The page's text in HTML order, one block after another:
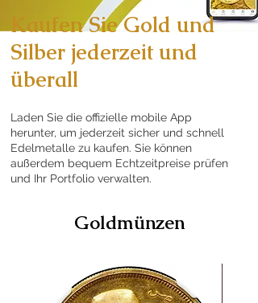
Kaufen Sie Gold und
Silber jederzeit und
überall
Laden Sie die offizielle mobile App
herunter, um jederzeit sicher und schnell
Edelmetalle zu kaufen. Sie können
außerdem bequem Echtzeitpreise prüfen
und Ihr Portfolio verwalten.
Goldmünzen